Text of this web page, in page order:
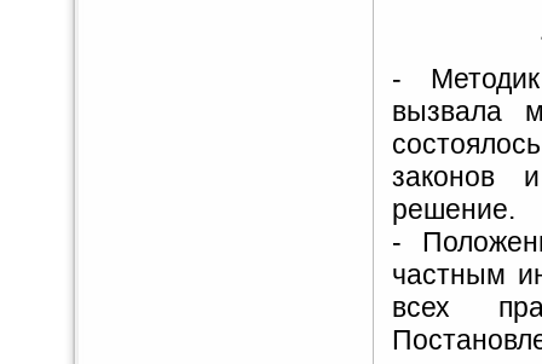
-
вызвала
законов
решение.
-
частным
всех